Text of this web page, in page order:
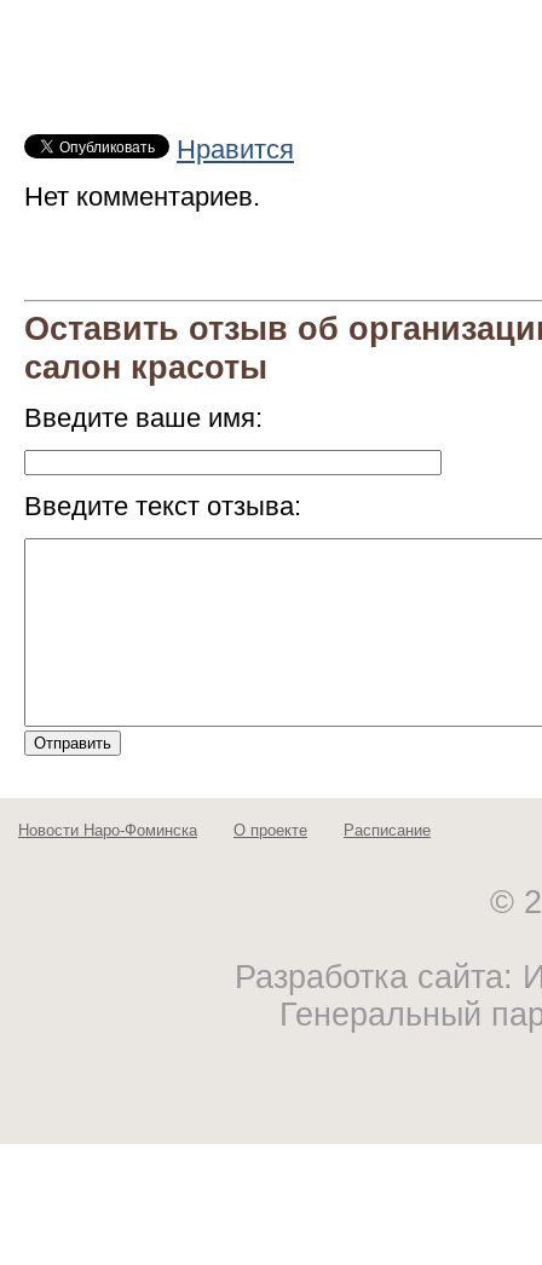
Нравится
Нет комментариев.
Оставить отзыв об
салон красоты
Введите ваше имя:
Введите текст отзыва:
Новости Наро-Фоминска О проекте Расписание
©
Разработка
Генеральный